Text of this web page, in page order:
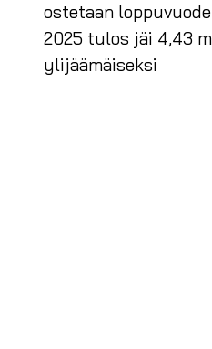
ostetaan
2025 tulos jäi 4,43
ylijäämäiseksi